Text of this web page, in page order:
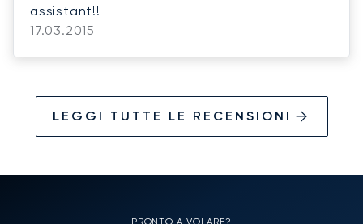
assistant!!
17.03.2015
LEGGI TUTTE LE RECENSIONI
PRONTO A VOLARE?